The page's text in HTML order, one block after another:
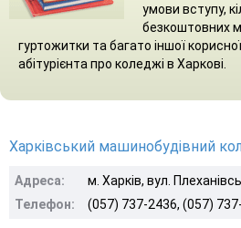
умови вступу,
безкоштовних
гуртожитки та багато іншої
абітурієнта про коледжі в Харкові.
Харківський машинобудівний
Адреса:
м. Харків, вул.
Телефон:
(057) 737-2436, (057)